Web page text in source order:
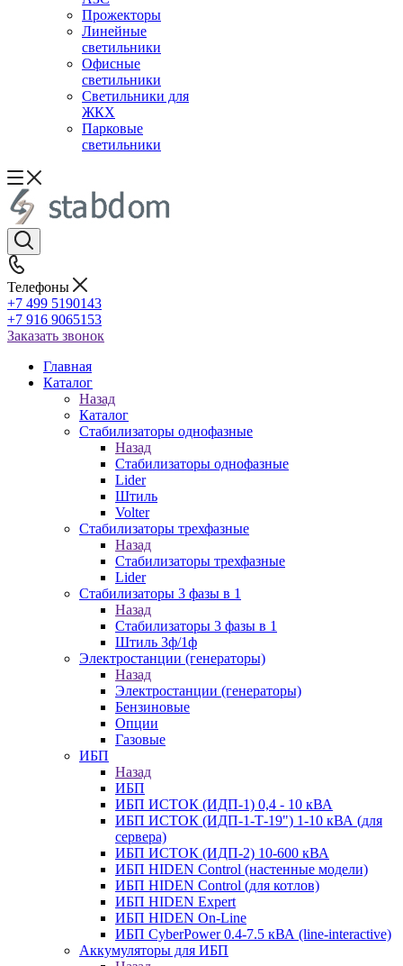
Прожекторы
Линейные
светильники
Офисные
светильники
Светильники для
ЖКХ
Парковые
светильники
Телефоны
+7 499 5190143
+7 916 9065153
Заказать звонок
Главная
Каталог
Назад
Каталог
Стабилизаторы однофазные
Назад
Стабилизаторы однофазные
Lider
Штиль
Volter
Стабилизаторы трехфазные
Назад
Стабилизаторы трехфазные
Lider
Стабилизаторы 3 фазы в 1
Назад
Стабилизаторы 3 фазы в 1
Штиль 3ф/1ф
Электростанции (генераторы)
Назад
Электростанции (генераторы)
Бензиновые
Опции
Газовые
ИБП
Назад
ИБП
ИБП ИСТОК (ИДП-1) 0,4 - 10 кВА
ИБП ИСТОК (ИДП-1-Т-19") 1-10 кВА (для
сервера)
ИБП ИСТОК (ИДП-2) 10-600 кВА
ИБП HIDEN Control (настенные модели)
ИБП HIDEN Control (для котлов)
ИБП HIDEN Expert
ИБП HIDEN On-Line
ИБП CyberPower 0.4-7.5 кВА (line-interactive)
Аккумуляторы для ИБП